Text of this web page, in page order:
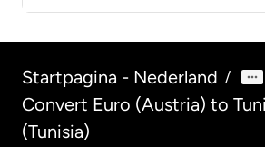
Startpagina - Nederland /
Convert Euro (Austria) to
(Tunisia)